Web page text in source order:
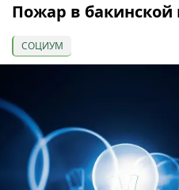
Пожар в
СОЦИУМ